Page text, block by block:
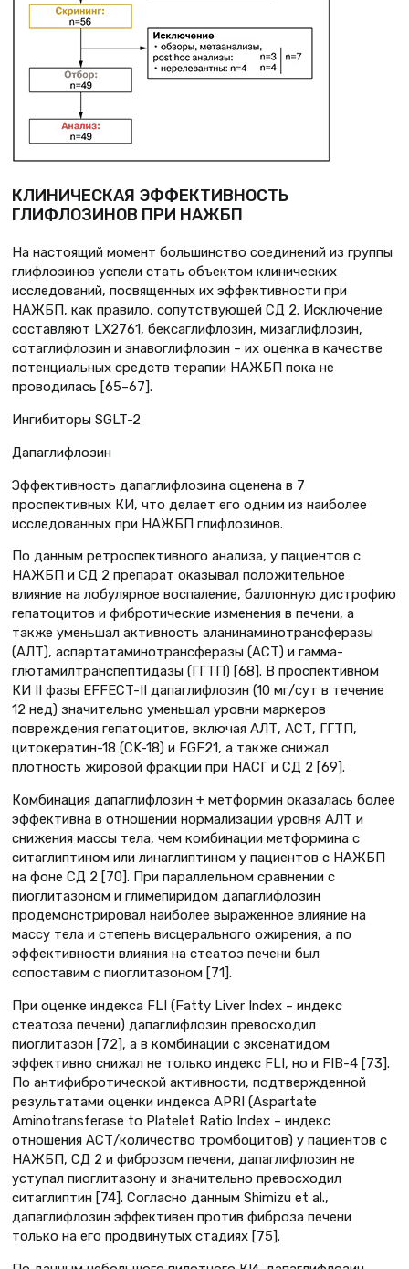
КЛИНИЧЕСКАЯ ЭФФЕКТИВНОСТЬ
ГЛИФЛОЗИНОВ ПРИ НАЖБП
На настоящий момент большинство соединений из группы
глифлозинов успели стать объектом клинических
исследований, посвященных их эффективности при
НАЖБП, как правило, сопутствующей СД 2. Исключение
составляют LX2761, бексаглифлозин, мизаглифлозин,
сотаглифлозин и энавоглифлозин – их оценка в качестве
потенциальных средств терапии НАЖБП пока не
проводилась [65–67].
Ингибиторы SGLT-2
Дапаглифлозин
Эффективность дапаглифлозина оценена в 7
проспективных КИ, что делает его одним из наиболее
исследованных при НАЖБП глифлозинов.
По данным ретроспективного анализа, у пациентов с
НАЖБП и СД 2 препарат оказывал положительное
влияние на лобулярное воспаление, баллонную дистрофию
гепатоцитов и фибротические изменения в печени, а
также уменьшал активность аланинаминотрансферазы
(АЛТ), аспартатаминотрансферазы (АСТ) и гамма-
глютамилтранспептидазы (ГГТП) [68]. В проспективном
КИ II фазы EFFECT-II дапаглифлозин (10 мг/сут в течение
12 нед) значительно уменьшал уровни маркеров
повреждения гепатоцитов, включая АЛТ, АСТ, ГГТП,
цитокератин-18 (CK-18) и FGF21, а также снижал
плотность жировой фракции при НАСГ и СД 2 [69].
Комбинация дапаглифлозин + метформин оказалась более
эффективна в отношении нормализации уровня АЛТ и
снижения массы тела, чем комбинации метформина с
ситаглиптином или линаглиптином у пациентов с НАЖБП
на фоне СД 2 [70]. При параллельном сравнении с
пиоглитазоном и глимепиридом дапаглифлозин
продемонстрировал наиболее выраженное влияние на
массу тела и степень висцерального ожирения, а по
эффективности влияния на стеатоз печени был
сопоставим с пиоглитазоном [71].
При оценке индекса FLI (Fatty Liver Index – индекс
стеатоза печени) дапаглифлозин превосходил
пиоглитазон [72], а в комбинации с эксенатидом
эффективно снижал не только индекс FLI, но и FIB-4 [73].
По антифибротической активности, подтвержденной
результатами оценки индекса APRI (Aspartate
Aminotransferase to Platelet Ratio Index – индекс
отношения АСТ/количество тромбоцитов) у пациентов с
НАЖБП, СД 2 и фиброзом печени, дапаглифлозин не
уступал пиоглитазону и значительно превосходил
ситаглиптин [74]. Согласно данным Shimizu et al.,
дапаглифлозин эффективен против фиброза печени
только на его продвинутых стадиях [75].